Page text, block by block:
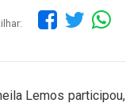
Lemos